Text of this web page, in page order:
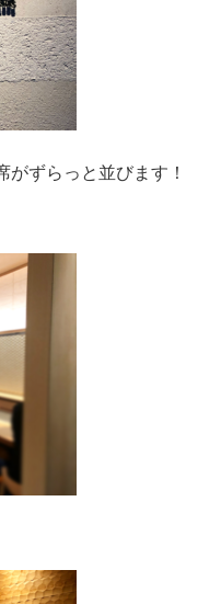
がずらっと並びます！